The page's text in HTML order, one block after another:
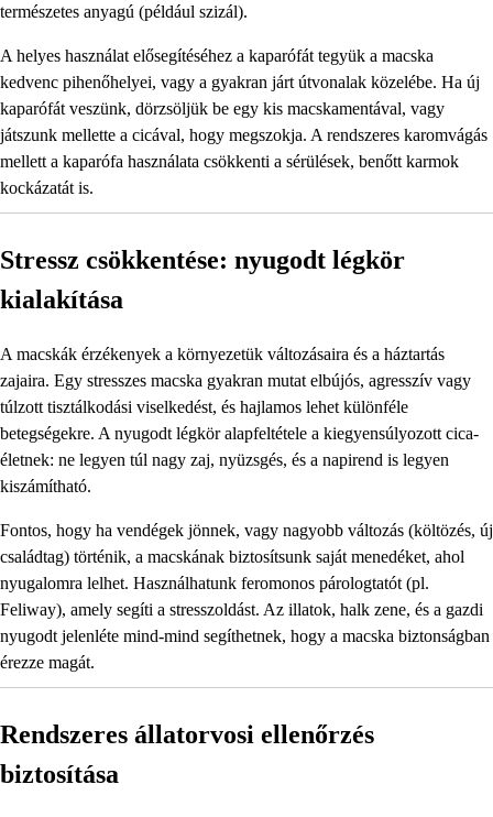
természetes anyagú (például szizál).
A helyes használat elősegítéséhez a kaparófát tegyük a macska
kedvenc pihenőhelyei, vagy a gyakran járt útvonalak közelébe. Ha új
kaparófát veszünk, dörzsöljük be egy kis macskamentával, vagy
játszunk mellette a cicával, hogy megszokja. A rendszeres karomvágás
mellett a kaparófa használata csökkenti a sérülések, benőtt karmok
kockázatát is.
Stressz csökkentése: nyugodt légkör
kialakítása
A macskák érzékenyek a környezetük változásaira és a háztartás
zajaira. Egy stresszes macska gyakran mutat elbújós, agresszív vagy
túlzott tisztálkodási viselkedést, és hajlamos lehet különféle
betegségekre. A nyugodt légkör alapfeltétele a kiegyensúlyozott cica-
életnek: ne legyen túl nagy zaj, nyüzsgés, és a napirend is legyen
kiszámítható.
Fontos, hogy ha vendégek jönnek, vagy nagyobb változás (költözés, új
családtag) történik, a macskának biztosítsunk saját menedéket, ahol
nyugalomra lelhet. Használhatunk feromonos párologtatót (pl.
Feliway), amely segíti a stresszoldást. Az illatok, halk zene, és a gazdi
nyugodt jelenléte mind-mind segíthetnek, hogy a macska biztonságban
érezze magát.
Rendszeres állatorvosi ellenőrzés
biztosítása